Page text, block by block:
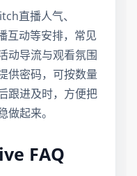
直播人气、
互动等安排，常见
动导流与观看氛围
供密码，可按数量
跟进及时，方便把
起来。
FAQ